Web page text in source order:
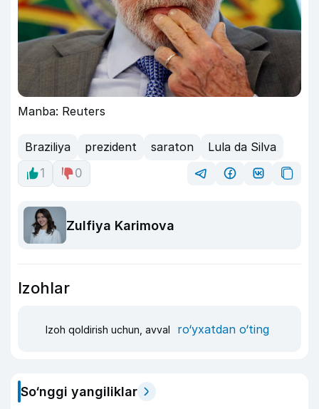
Manba: Reuters
Braziliya prezident saraton
Lula da Silva
1
0
Zulfiya Karimova
Izohlar
Izoh qoldirish uchun, avval ro‘yxatdan o‘ting
So‘nggi yangiliklar